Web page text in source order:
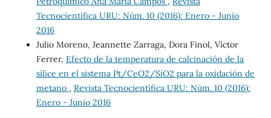
Tecnocientífica URU: Núm. 10 (2016): Enero - Junio
2016
Julio Moreno, Jeannette Zarraga, Dora Finol, Víctor
Ferrer, Efecto de la temperatura de calcinación de la
sílice en el sistema Pt/CeO2/SiO2 para la oxidación de
metano , Revista Tecnocientífica URU: Núm. 10 (2016):
Enero - Junio 2016